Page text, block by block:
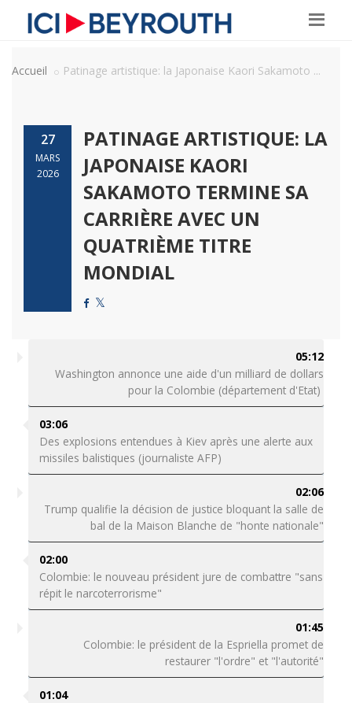
Accueil Patinage artistique: la Japonaise Kaori Sakamoto ...
27
MARS
2026
PATINAGE ARTISTIQUE: LA
JAPONAISE KAORI
SAKAMOTO TERMINE SA
CARRIÈRE AVEC UN
QUATRIÈME TITRE
MONDIAL
05:12
Washington annonce une aide d'un milliard de dollars
pour la Colombie (département d'Etat)
03:06
Des explosions entendues à Kiev après une alerte aux
missiles balistiques (journaliste AFP)
02:06
Trump qualifie la décision de justice bloquant la salle de
bal de la Maison Blanche de "honte nationale"
02:00
Colombie: le nouveau président jure de combattre "sans
répit le narcoterrorisme"
01:45
Colombie: le président de la Espriella promet de
restaurer "l'ordre" et "l'autorité"
01:04